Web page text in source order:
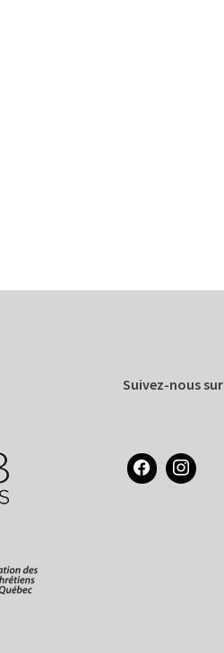
Suivez-nous sur